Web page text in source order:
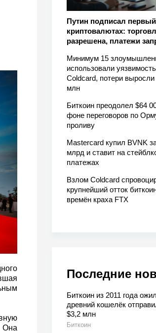
Путин подписал первый
криптовалютах:
разрешена, платежи
Минимум 15
использовали уязвимость
Coldcard, потери
млн
Биткоин преодолел $64
фоне переговоров по
проливу
Mastercard купил BVNK
млрд и ставит на
платежах
Взлом Coldcard
крупнейший отток
времён краха FTX
Последние
Биткоин из 2011 года
древний кошелёк
$3,2 млн
Биткоин
Она